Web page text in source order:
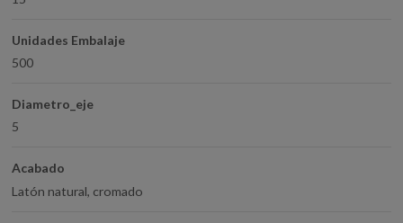
Unidades Embalaje
500
Diametro_eje
5
Acabado
Latón natural, cromado